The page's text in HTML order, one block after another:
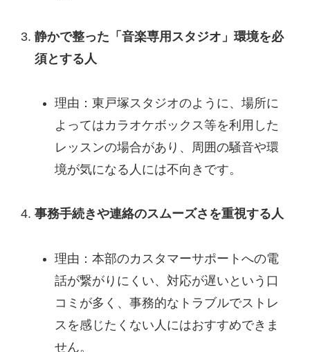
静かで整った「音楽専用スタジオ」環境を必
須とする人
理由：東戸塚スタジオのように、場所に
よってはカラオケボックス等を利用した
レッスンの場合があり、周囲の騒音や環
境が気になる人には不向きです。
事務手続きや連絡のスムーズさを重視する人
理由：本部のカスタマーサポートへの電
話が繋がりにくい、対応が遅いという口
コミが多く、事務的なトラブルでストレ
スを感じたくない人にはおすすめできま
せん。